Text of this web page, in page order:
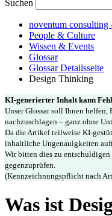
Suchen
noventum consulting
People & Culture
Wissen & Events
Glossar
Glossar Detailsseite
Design Thinking
KI-generierter Inhalt kann
Unser Glossar soll Ihnen
nachzuschlagen – ganz ohne
Da die Artikel teilweise KI-
inhaltliche Ungenauigkeiten
Wir bitten dies zu
gegenzuprüfen.
(Kennzeichnungspflicht nach
Was ist